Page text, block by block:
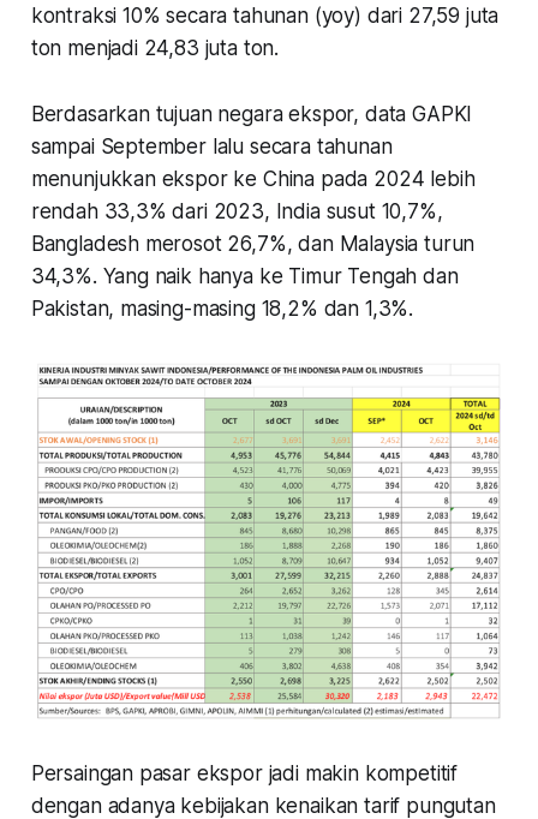
kontraksi 10% secara tahunan (yoy) dari 27,59 juta
ton menjadi 24,83 juta ton.
Berdasarkan tujuan negara ekspor, data GAPKI
sampai September lalu secara tahunan
menunjukkan ekspor ke China pada 2024 lebih
rendah 33,3% dari 2023, India susut 10,7%,
Bangladesh merosot 26,7%, dan Malaysia turun
34,3%. Yang naik hanya ke Timur Tengah dan
Pakistan, masing-masing 18,2% dan 1,3%.
Persaingan pasar ekspor jadi makin kompetitif
dengan adanya kebijakan kenaikan tarif pungutan